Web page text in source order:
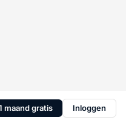
maand gratis Inloggen